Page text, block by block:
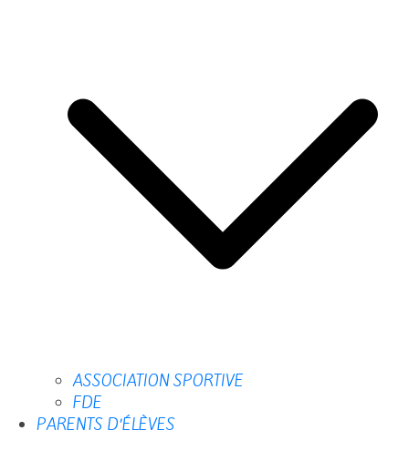
ASSOCIATION SPORTIVE
FDE
PARENTS D’ÉLÈVES